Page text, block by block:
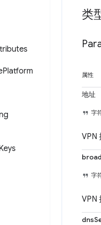
Platform
类
属性
地址
字
VPN
字
VPN